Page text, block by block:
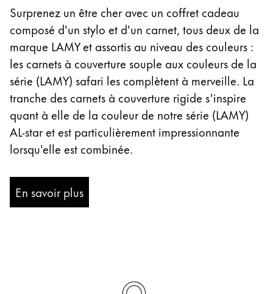
Surprenez un être cher avec un coffret cadeau
composé d'un stylo et d'un carnet, tous deux de la
marque LAMY et assortis au niveau des couleurs :
les carnets à couverture souple aux couleurs de la
série (LAMY) safari les complètent à merveille. La
tranche des carnets à couverture rigide s'inspire
quant à elle de la couleur de notre série (LAMY)
AL-star et est particulièrement impressionnante
lorsqu'elle est combinée.
En savoir plus